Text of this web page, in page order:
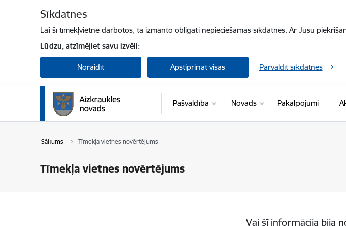
Sīkdatnes
Lai šī tīmekļvietne darbotos, tā izmanto obligāti nepieciešamās sīkdatnes. Ar Jūsu
Lūdzu, atzīmējiet savu izvēli:
Noraidīt Apstiprināt visas Pārvaldīt sīkdatnes
Pašvaldība Novads Pakalpojumi
Sākums Tīmekļa vietnes novērtējums
Tīmekļa vietnes novērtējums
Vai šī informācija bija